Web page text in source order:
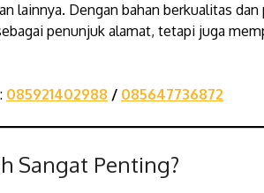
lainnya. Dengan bahan berkualitas
penunjuk alamat, tetapi juga
085921402988 / 085647736872
Sangat Penting?